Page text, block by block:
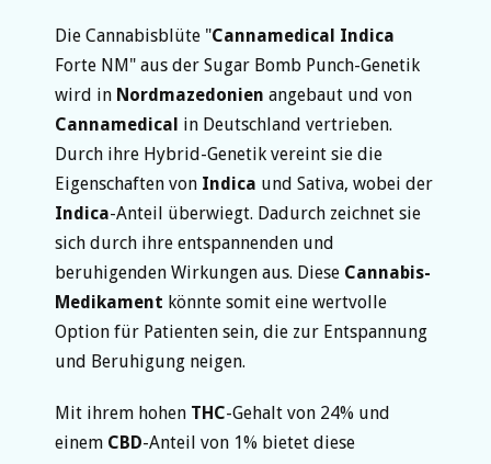
Die Cannabisblüte "Cannamedical Indica
Forte NM" aus der Sugar Bomb Punch-Genetik
wird in Nordmazedonien angebaut und von
Cannamedical in Deutschland vertrieben.
Durch ihre Hybrid-Genetik vereint sie die
Eigenschaften von Indica und Sativa, wobei der
Indica-Anteil überwiegt. Dadurch zeichnet sie
sich durch ihre entspannenden und
beruhigenden Wirkungen aus. Diese Cannabis-
Medikament könnte somit eine wertvolle
Option für Patienten sein, die zur Entspannung
und Beruhigung neigen.
Mit ihrem hohen THC-Gehalt von 24% und
einem CBD-Anteil von 1% bietet diese